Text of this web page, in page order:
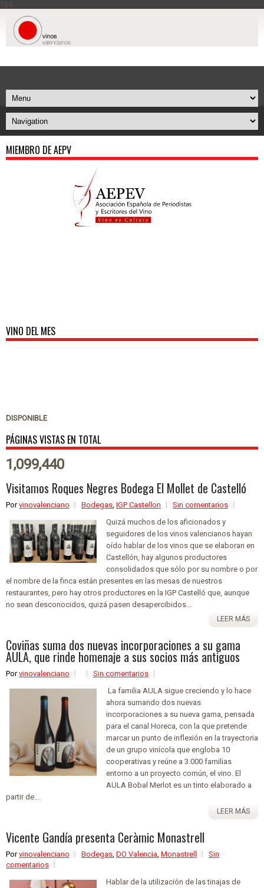
164
MIEMBRO DE AEPV
VINO DEL MES
DISPONIBLE
PÁGINAS VISTAS EN TOTAL
1,099,440
Visitamos Roques Negres Bodega El Mollet de Castelló
Porvinovalenciano Bodegas IGP Castellon
Sin comentarios
Quizá muchos de los aficionados y
seguidores de los vinos valencianos hayan
oído hablar de los vinos que se elaboran en
Castellón, hay algunos productores
consolidados que sólo por su nombre o por
el nombre de la finca están presentes en las mesas de nuestros
restaurantes, pero hay otros productores en la IGP Castelló que, aunque
no sean desconocidos, quizá pasen desapercibidos...
LEER MÁS
Coviñas suma dos nuevas incorporaciones a su gama
AULA, que rinde homenaje a sus socios más antiguos
Porvinovalenciano
Sin comentarios
La familia AULA sigue creciendo y lo hace
ahora sumando dos nuevas
incorporaciones a su nueva gama, pensada
para el canal Horeca, con la que pretende
marcar un punto de inflexión en la trayectoria
de un grupo vinícola que engloba 10
cooperativas y reúne a 3.000 familias
entorno a un proyecto común, el vino. El
AULA Bobal Merlot es un tinto elaborado a
partir de...
LEER MÁS
Vicente Gandía presenta Ceràmic Monastrell
Porvinovalenciano Bodegas DO Valencia Monastrell
Sin
comentarios
Hablar de la utilización de las tinajas de